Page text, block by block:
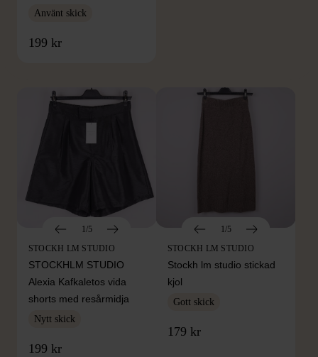
Använt skick
199 kr
FRÅN SAMMA VARUMÄRKE
1/5
STOCKH LM STUDIO
STOCKHLM STUDIO
Alexia Kafkaletos vida
shorts med resårmidja
Nytt skick
199 kr
1/5
STOCKH LM STUDIO
Stockh lm studio stickad
kjol
Gott skick
179 kr